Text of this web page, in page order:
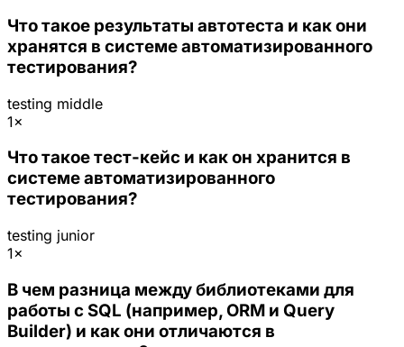
Что такое результаты автотеста и как они
хранятся в системе автоматизированного
тестирования?
testing middle
1×
Что такое тест-кейс и как он хранится в
системе автоматизированного
тестирования?
testing junior
1×
В чем разница между библиотеками для
работы с SQL (например, ORM и Query
Builder) и как они отличаются в